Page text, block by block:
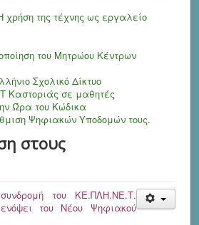
της τέχνης ως εργαλείο
του Μητρώου Κέντρων
Σχολικό Δίκτυο
Καστοριάς σε μαθητές
Ώρα του Κώδικα
Ψηφιακών Υποδομών τους.
στους
του ΚΕ.ΠΛΗ.ΝΕ.Τ.
του Νέου Ψηφιακού